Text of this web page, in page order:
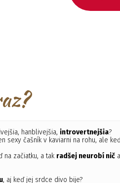
hanblivejšia, introvertnejšia?
sexy čašník v kaviarni na rohu, ale
začiatku, a tak radšej neurobí nič a
, aj keď jej srdce divo bije?